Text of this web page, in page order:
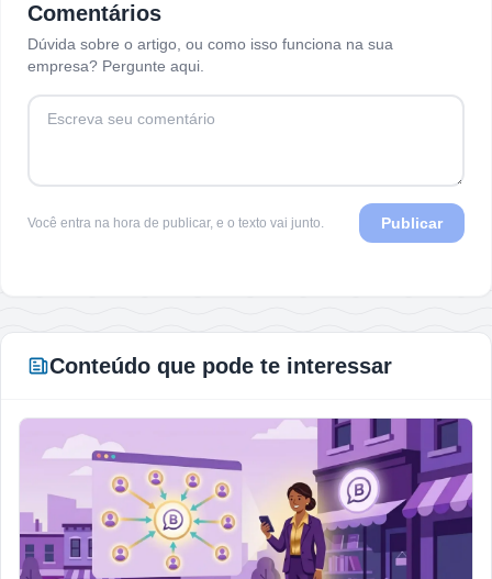
Comentários
Dúvida sobre o artigo, ou como isso funciona na sua
empresa? Pergunte aqui.
Você entra na hora de publicar, e o texto vai junto. Publicar
Conteúdo que pode te interessar